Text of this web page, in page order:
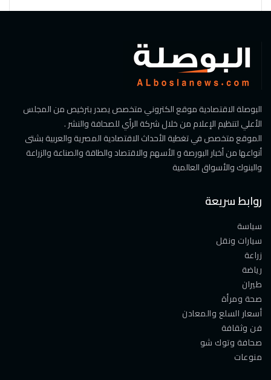
البوصلة الاقتصادية موقع الكتروني متخصص يصدر بترخيص من المجلس
الأعلي لتنظيم الإعلام من خلال شركة الرأي للصحافة والنشر .
الموقع متخصص في تغطية الأحداث الاقتصادية المصرية والعربية بشتى
أنواعها من أخبار البورصة و الأسهم والاقتصاد والطاقة والصناعة والزراعة
والبنوك والأسواق العالمية
روابط سريعة
سياسة
سيارات ونقل
زراعة
رياضة
طيران
صحة ومرأة
أسعار السلع والمعادن
فن وثقافة
صحافة وتوك شو
منوعات